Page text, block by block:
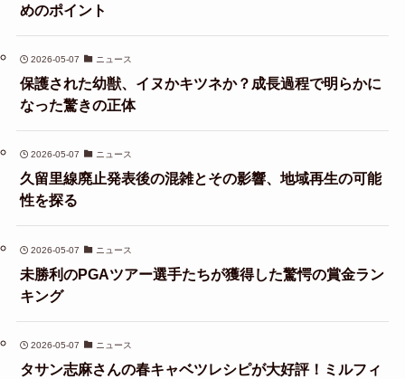
めのポイント
2026-05-07 ニュース
保護された幼獣、イヌかキツネか？成長過程で明らかに
なった驚きの正体
2026-05-07 ニュース
久留里線廃止発表後の混雑とその影響、地域再生の可能
性を探る
2026-05-07 ニュース
未勝利のPGAツアー選手たちが獲得した驚愕の賞金ラン
キング
2026-05-07 ニュース
タサン志麻さんの春キャベツレシピが大好評！ミルフィ